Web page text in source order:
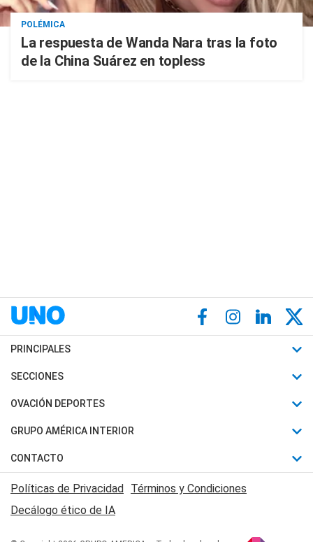
POLÉMICA
La respuesta de Wanda Nara tras la foto
de la China Suárez en topless
PRINCIPALES
Últimas Noticias
Política
Judiciales
Economia
SECCIONES
Horóscopo
Motores
Trucos caseros
Series y Películas
Edictos y Solicitadas
OVACIÓN DEPORTES
Fútbol
Mundial
Automovilismo
Rugby
GRUPO AMÉRICA INTERIOR
Canal 7 en Vivo
CONTACTO
Acerca de Nosotros
Contactanos
Políticas de Privacidad Términos y Condiciones
Decálogo ético de IA